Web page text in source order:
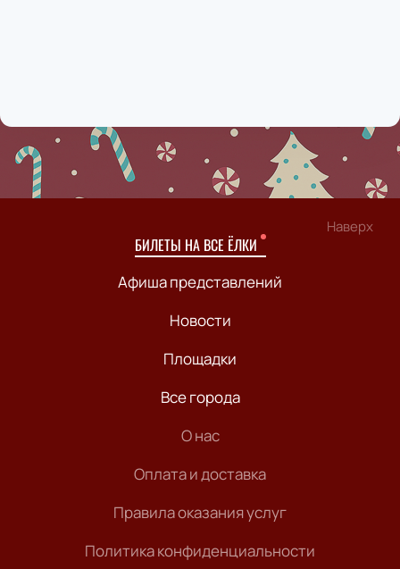
Наверх
БИЛЕТЫ НА ВСЕ ЁЛКИ
Афиша представлений
Новости
Площадки
Все города
О нас
Оплата и доставка
Правила оказания услуг
Политика конфиденциальности